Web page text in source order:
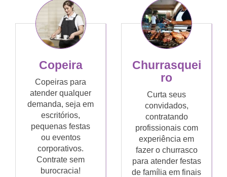
Copeira
Copeiras para
atender qualquer
demanda, seja em
escritórios,
pequenas festas
ou eventos
corporativos.
Contrate sem
burocracia!
Churrasquei
ro
Curta seus
convidados,
contratando
profissionais com
experiência em
fazer o churrasco
para atender festas
de família em finais